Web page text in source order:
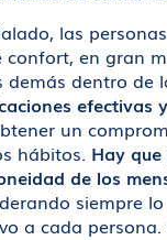
las
confort, en gran
demás dentro de
efectivas
un
hábitos. Hay
de los
siempre
a cada